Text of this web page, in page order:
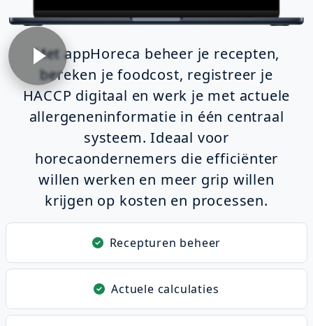
Met appHoreca beheer je recepten,
bereken je foodcost, registreer je
HACCP digitaal en werk je met actuele
allergeneninformatie in één centraal
systeem. Ideaal voor
horecaondernemers die efficiënter
willen werken en meer grip willen
krijgen op kosten en processen.
Recepturen beheer
Actuele calculaties